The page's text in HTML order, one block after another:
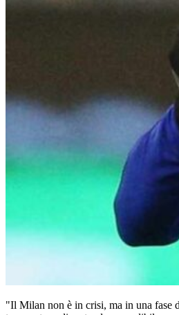
"Il Milan non è in crisi, ma in una fase